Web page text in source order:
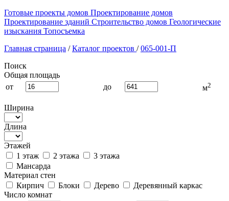
Готовые проекты домов Проектирование домов
Проектирование зданий Строительство домов Геологические
изыскания Топосъемка
Главная страница / Каталог проектов / 065-001-П
Поиск
Общая площадь
от
до м2
Ширина
Длина
Этажей
1 этаж
2 этажа
3 этажа
Мансарда
Материал стен
Кирпич
Блоки Дерево
Деревянный каркас
Число комнат